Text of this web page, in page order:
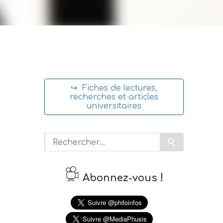
↪ Fiches de lectures,
recherches et articles
universitaires
Abonnez-vous !